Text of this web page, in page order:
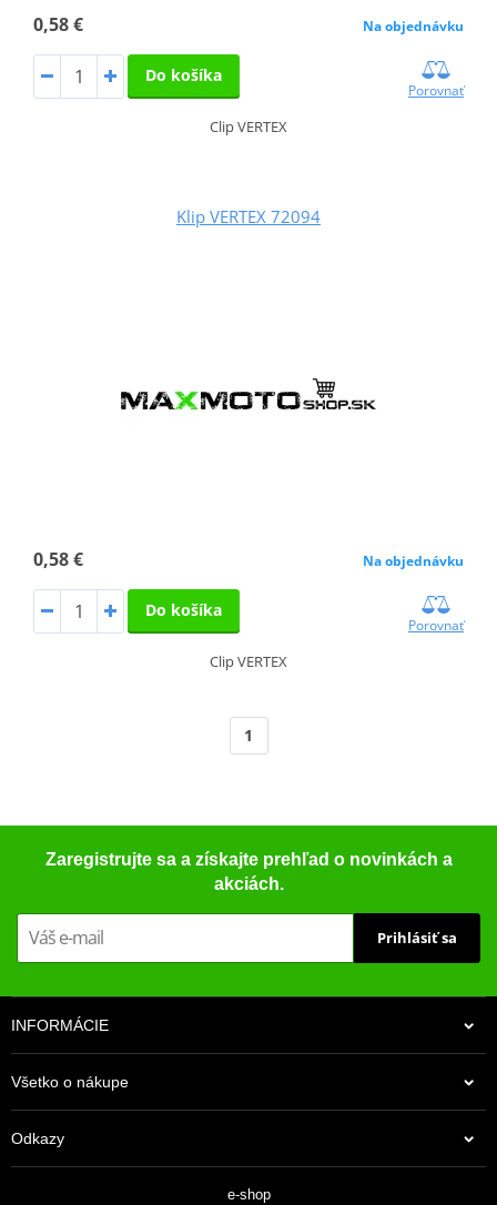
0,58 € Na objednávku
Do košíka
Porovnať
Clip VERTEX
Klip VERTEX 72094
0,58 € Na objednávku
Do košíka
Porovnať
Clip VERTEX
1
Zaregistrujte sa a získajte prehľad o novinkách a
akciách.
Prihlásiť sa
INFORMÁCIE
Všetko o nákupe
Odkazy
e-shop